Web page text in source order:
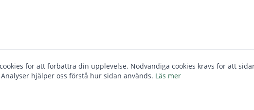
för att förbättra din upplevelse. Nödvändiga cookies krävs för att
hjälper oss förstå hur sidan används. Läs mer